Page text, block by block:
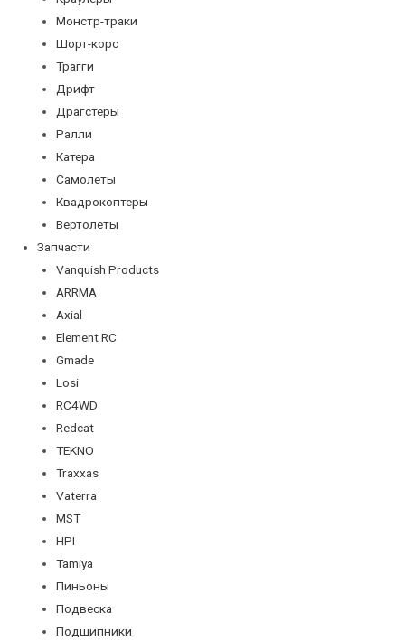
Монстр-траки
Шорт-корс
Трагги
Дрифт
Драгстеры
Ралли
Катера
Самолеты
Квадрокоптеры
Вертолеты
Запчасти
Vanquish Products
ARRMA
Axial
Element RC
Gmade
Losi
RC4WD
Redcat
TEKNO
Traxxas
Vaterra
MST
HPI
Tamiya
Пиньоны
Подвеска
Подшипники